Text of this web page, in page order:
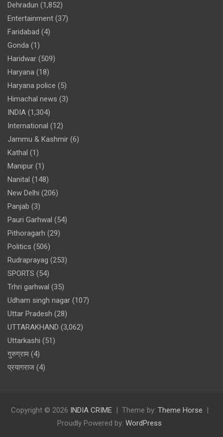
Dehradun (1,852)
Entertainment (37)
Faridabad (4)
Gonda (1)
Haridwar (509)
Haryana (18)
Haryana police (5)
Himachal news (3)
INDIA (1,304)
International (12)
Jammu & Kashmir (6)
Kathal (1)
Manipur (1)
Nanital (148)
New Delhi (206)
Panjab (3)
Pauri Garhwal (54)
Pithoragarh (29)
Politics (506)
Rudraprayag (253)
SPORTS (54)
Trhri garhwal (35)
Udham singh nagar (107)
Uttar Pradesh (28)
UTTARAKHAND (3,062)
Uttarkashi (51)
गुरुग्राम (4)
प्रयागराज (4)
Copyright © 2026 INDIA CRIME Theme by: Theme Horse
Proudly Powered by: WordPress